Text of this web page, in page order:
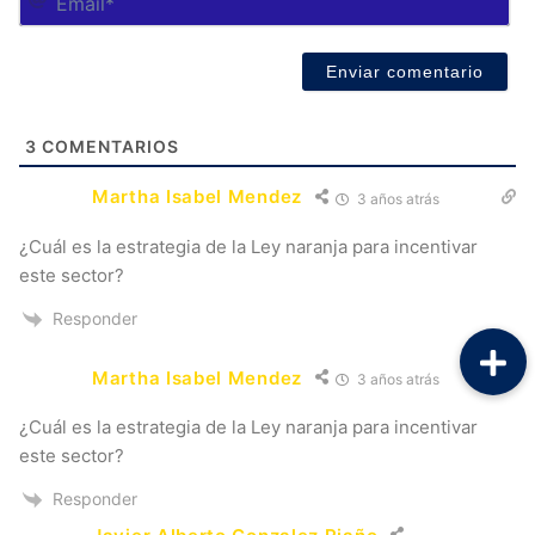
3 COMENTARIOS
Martha Isabel Mendez 3 años atrás
¿Cuál es la estrategia de la Ley naranja para incentivar
este sector?
Responder
Martha Isabel Mendez 3 años atrás
¿Cuál es la estrategia de la Ley naranja para incentivar
este sector?
Responder